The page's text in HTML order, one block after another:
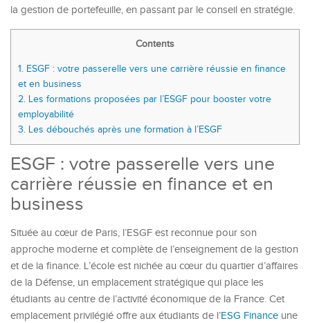
la gestion de portefeuille, en passant par le conseil en stratégie.
Contents
1. ESGF : votre passerelle vers une carrière réussie en finance
et en business
2. Les formations proposées par l’ESGF pour booster votre
employabilité
3. Les débouchés après une formation à l’ESGF
ESGF : votre passerelle vers une
carrière réussie en finance et en
business
Située au cœur de Paris, l’ESGF est reconnue pour son
approche moderne et complète de l’enseignement de la gestion
et de la finance. L’école est nichée au cœur du quartier d’affaires
de la Défense, un emplacement stratégique qui place les
étudiants au centre de l’activité économique de la France. Cet
emplacement privilégié offre aux étudiants de l’ESG Finance une